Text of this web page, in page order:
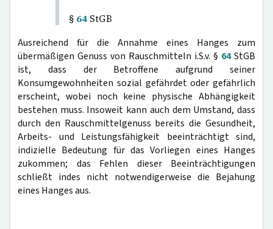
§ 64 StGB
Ausreichend für die Annahme eines Hanges zum
übermäßigen Genuss von Rauschmitteln i.S.v. § 64StGB
ist, dass der Betroffene aufgrund seiner
Konsumgewohnheiten sozial gefährdet oder gefährlich
erscheint, wobei noch keine physische Abhängigkeit
bestehen muss. Insoweit kann auch dem Umstand, dass
durch den Rauschmittelgenuss bereits die Gesundheit,
Arbeits- und Leistungsfähigkeit beeinträchtigt sind,
indizielle Bedeutung für das Vorliegen eines Hanges
zukommen; das Fehlen dieser Beeinträchtigungen
schließt indes nicht notwendigerweise die Bejahung
eines Hanges aus.